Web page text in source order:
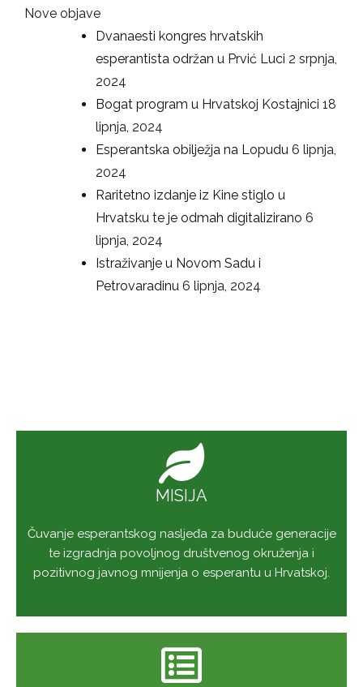
Nove objave
Dvanaesti kongres hrvatskih
esperantista održan u Prvić Luci 2 srpnja,
2024
Bogat program u Hrvatskoj Kostajnici 18
lipnja, 2024
Esperantska obilježja na Lopudu 6 lipnja,
2024
Raritetno izdanje iz Kine stiglo u
Hrvatsku te je odmah digitalizirano 6
lipnja, 2024
Istraživanje u Novom Sadu i
Petrovaradinu 6 lipnja, 2024
MISIJA
Čuvanje esperantskog nasljeđa za buduće generacije
te izgradnja povoljnog društvenog okruženja i
pozitivnog javnog mnijenja o esperantu u Hrvatskoj.